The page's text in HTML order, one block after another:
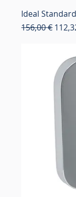
Ideal
Κανονική τιμή
156,00 € Τιμή